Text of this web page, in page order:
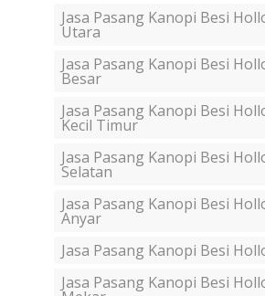
Jasa Pasang Kanopi Besi
Utara
Jasa Pasang Kanopi Besi
Besar
Jasa Pasang Kanopi Besi
Kecil Timur
Jasa Pasang Kanopi Besi
Selatan
Jasa Pasang Kanopi Besi
Anyar
Jasa Pasang Kanopi Besi
Jasa Pasang Kanopi Besi